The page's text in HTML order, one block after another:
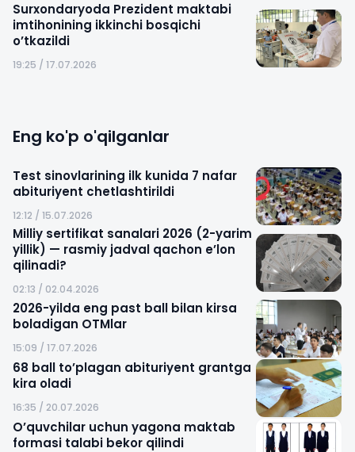
Surxondaryoda Prezident maktabi
imtihonining ikkinchi bosqichi
o’tkazildi
19:25 / 17.07.2026
Eng ko'p o'qilganlar
Test sinovlarining ilk kunida 7 nafar
abituriyent chetlashtirildi
12:12 / 15.07.2026
Milliy sertifikat sanalari 2026 (2-yarim
yillik) — rasmiy jadval qachon e’lon
qilinadi?
02:13 / 02.04.2026
2026-yilda eng past ball bilan kirsa
boladigan OTMlar
15:09 / 17.07.2026
68 ball to’plagan abituriyent grantga
kira oladi
16:35 / 20.07.2026
O’quvchilar uchun yagona maktab
formasi talabi bekor qilindi